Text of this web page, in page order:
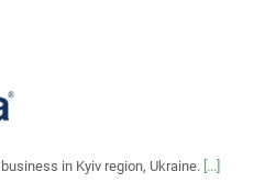
in Kyiv region, Ukraine. [...]